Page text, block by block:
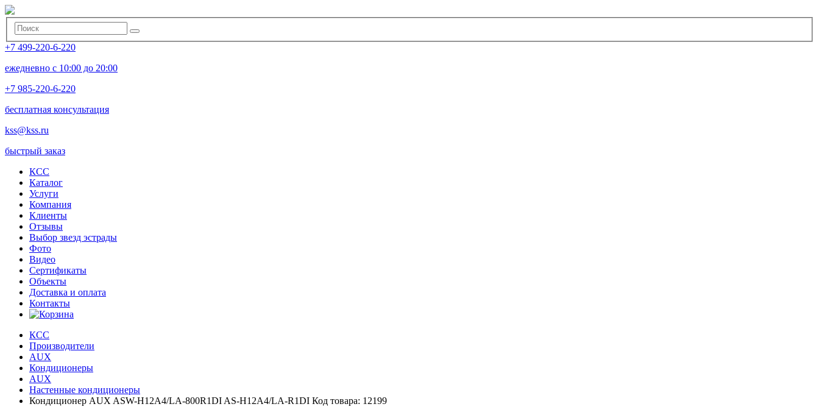
+7 499-220-6-220
ежедневно с 10:00 до 20:00
+7 985-220-6-220
бесплатная консультация
kss@kss.ru
быстрый заказ
КСС
Каталог
Услуги
Компания
Клиенты
Oтзывы
Выбор звезд эстрады
Фото
Видео
Сертификаты
Объекты
Доставка и оплата
Контакты
КСС
Производители
AUX
Кондиционеры
AUX
Настенные кондиционеры
Кондиционер AUX ASW-H12A4/LA-800R1DI AS-H12A4/LA-R1DI Код товара: 12199